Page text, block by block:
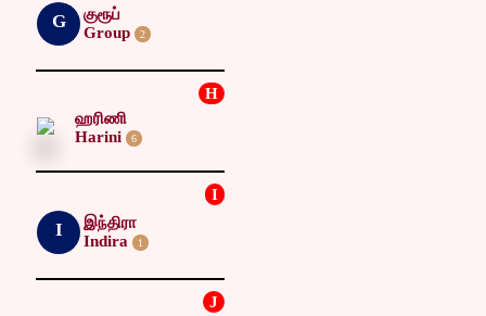
G
குரூப்
Group
2
H
ஹரிணி
Harini
6
I
I
இந்திரா
Indira
1
J